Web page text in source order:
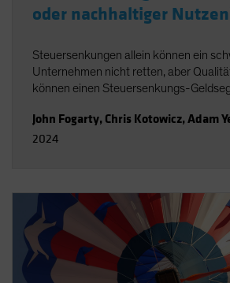
oder nachhaltiger
Steuersenkungen allein können ein
Unternehmen nicht retten, aber
können einen Steuersenkungs-
John Fogarty, Chris Kotowicz,Adam
2024